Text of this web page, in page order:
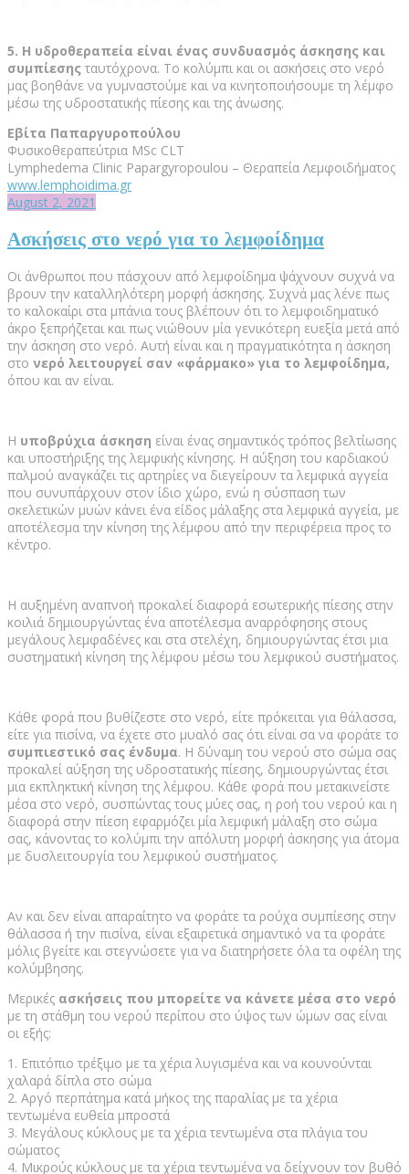
5. Η υδροθεραπεία είναι ένας συνδυασμός άσκησης και
συμπίεσης ταυτόχρονα. Το κολύμπι και οι ασκήσεις στο νερό
μας βοηθάνε να γυμναστούμε και να κινητοποιήσουμε τη λέμφο
μέσω της υδροστατικής πίεσης και της άνωσης.
Εβίτα Παπαργυροπούλου
Φυσικοθεραπεύτρια MSc CLT
Lymphedema Clinic Papargyropoulou – Θεραπεία Λεμφοιδήματος
www.lemphoidima.gr
August 2, 2021
Ασκήσεις στο νερό για το λεμφοίδημα
Οι άνθρωποι που πάσχουν από λεμφοίδημα ψάχνουν συχνά να
βρουν την καταλληλότερη μορφή άσκησης. Συχνά μας λένε πως
το καλοκαίρι στα μπάνια τους βλέπουν ότι το λεμφοιδηματικό
άκρο ξεπρήζεται και πως νιώθουν μία γενικότερη ευεξία μετά από
την άσκηση στο νερό. Αυτή είναι και η πραγματικότητα η άσκηση
στο νερό λειτουργεί σαν «φάρμακο» για το λεμφοίδημα,
όπου και αν είναι.
Η υποβρύχια άσκηση είναι ένας σημαντικός τρόπος βελτίωσης
και υποστήριξης της λεμφικής κίνησης. Η αύξηση του καρδιακού
παλμού αναγκάζει τις αρτηρίες να διεγείρουν τα λεμφικά αγγεία
που συνυπάρχουν στον ίδιο χώρο, ενώ η σύσπαση των
σκελετικών μυών κάνει ένα είδος μάλαξης στα λεμφικά αγγεία, με
αποτέλεσμα την κίνηση της λέμφου από την περιφέρεια προς το
κέντρο.
Η αυξημένη αναπνοή προκαλεί διαφορά εσωτερικής πίεσης στην
κοιλιά δημιουργώντας ένα αποτέλεσμα αναρρόφησης στους
μεγάλους λεμφαδένες και στα στελέχη, δημιουργώντας έτσι μια
συστηματική κίνηση της λέμφου μέσω του λεμφικού συστήματος.
Κάθε φορά που βυθίζεστε στο νερό, είτε πρόκειται για θάλασσα,
είτε για πισίνα, να έχετε στο μυαλό σας ότι είναι σα να φοράτε το
συμπιεστικό σας ένδυμα. Η δύναμη του νερού στο σώμα σας
προκαλεί αύξηση της υδροστατικής πίεσης, δημιουργώντας έτσι
μια εκπληκτική κίνηση της λέμφου. Κάθε φορά που μετακινείστε
μέσα στο νερό, συσπώντας τους μύες σας, η ροή του νερού και η
διαφορά στην πίεση εφαρμόζει μία λεμφική μάλαξη στο σώμα
σας, κάνοντας το κολύμπι την απόλυτη μορφή άσκησης για άτομα
με δυσλειτουργία του λεμφικού συστήματος.
Αν και δεν είναι απαραίτητο να φοράτε τα ρούχα συμπίεσης στην
θάλασσα ή την πισίνα, είναι εξαιρετικά σημαντικό να τα φοράτε
μόλις βγείτε και στεγνώσετε για να διατηρήσετε όλα τα οφέλη της
κολύμβησης.
Μερικές ασκήσεις που μπορείτε να κάνετε μέσα στο νερό
με τη στάθμη του νερού περίπου στο ύψος των ώμων σας είναι
οι εξής:
1. Επιτόπιο τρέξιμο με τα χέρια λυγισμένα και να κουνούνται
χαλαρά δίπλα στο σώμα
2. Αργό περπάτημα κατά μήκος της παραλίας με τα χέρια
τεντωμένα ευθεία μπροστά
3. Μεγάλους κύκλους με τα χέρια τεντωμένα στα πλάγια του
σώματος
4. Μικρούς κύκλους με τα χέρια τεντωμένα να δείχνουν τον βυθό